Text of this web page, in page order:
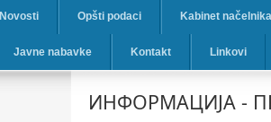
Novosti Opšti podaci Kabinet načelnika
Javne nabavke Kontakt Linkovi
ИНФОРМАЦИЈА -